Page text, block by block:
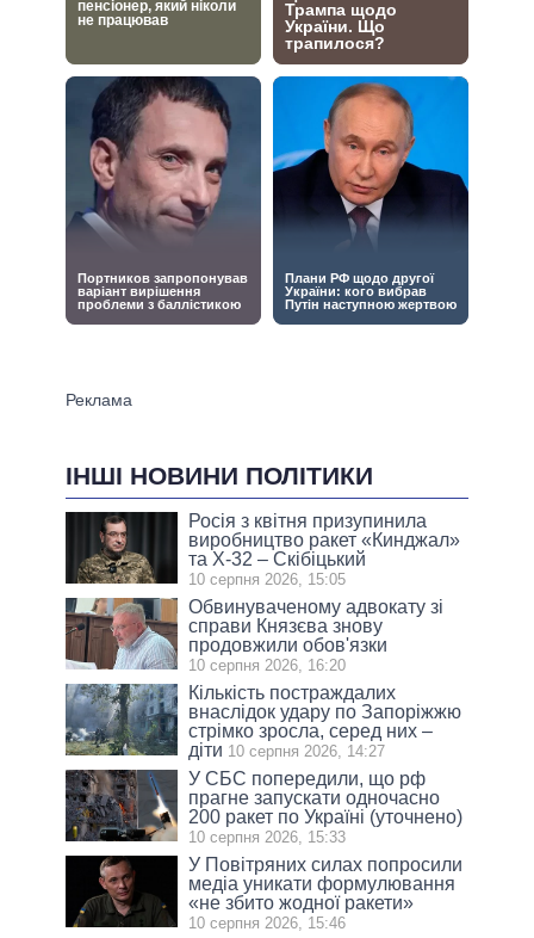
ІНШІ НОВИНИ ПОЛІТИКИ
Росія з квітня призупинила
виробництво ракет «Кинджал»
та Х-32 – Скібіцький
10 серпня 2026, 15:05
Обвинуваченому адвокату зі
справи Князєва знову
продовжили обов'язки
10 серпня 2026, 16:20
Кількість постраждалих
внаслідок удару по Запоріжжю
стрімко зросла, серед них –
діти 10 серпня 2026, 14:27
У СБС попередили, що рф
прагне запускати одночасно
200 ракет по Україні (уточнено)
10 серпня 2026, 15:33
У Повітряних силах попросили
медіа уникати формулювання
«не збито жодної ракети»
10 серпня 2026, 15:46